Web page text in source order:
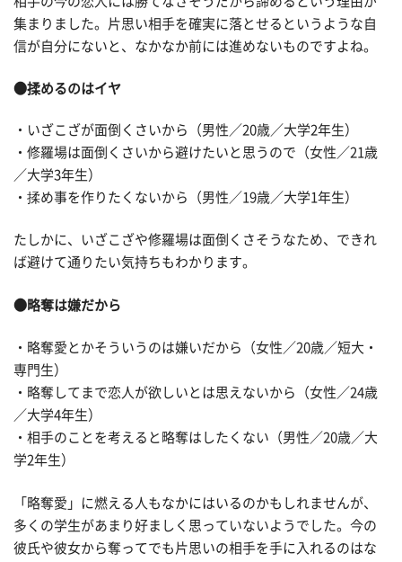
集まりました。片思い相手を確実に落とせるというような自
信が自分にないと、なかなか前には進めないものですよね。
●揉めるのはイヤ
・いざこざが面倒くさいから（男性／20歳／大学2年生）
・修羅場は面倒くさいから避けたいと思うので（女性／21歳
／大学3年生）
・揉め事を作りたくないから（男性／19歳／大学1年生）
たしかに、いざこざや修羅場は面倒くさそうなため、できれ
ば避けて通りたい気持ちもわかります。
●略奪は嫌だから
・略奪愛とかそういうのは嫌いだから（女性／20歳／短大・
専門生）
・略奪してまで恋人が欲しいとは思えないから（女性／24歳
／大学4年生）
・相手のことを考えると略奪はしたくない（男性／20歳／大
学2年生）
「略奪愛」に燃える人もなかにはいるのかもしれませんが、
多くの学生があまり好ましく思っていないようでした。今の
彼氏や彼女から奪ってでも片思いの相手を手に入れるのはな